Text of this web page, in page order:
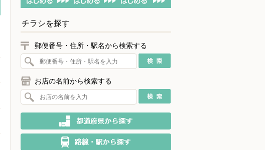
チラシを探す
郵便番号・住所・駅名から検索する
お店の名前から検索する